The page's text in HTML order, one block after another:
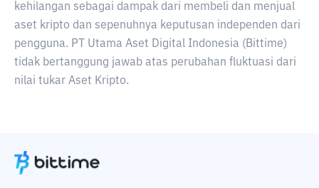
kehilangan sebagai dampak dari membeli dan menjual
aset kripto dan sepenuhnya keputusan independen dari
pengguna. PT Utama Aset Digital Indonesia (Bittime)
tidak bertanggung jawab atas perubahan fluktuasi dari
nilai tukar Aset Kripto.